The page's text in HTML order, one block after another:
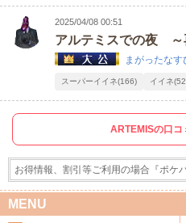
2025/04/08 00:51
アルテミスでの夜 ～
まがったなす
スーパーイイネ(166) イイネ
ARTEMISの口コ
お得情報、割引等ご利用の場合『ポケ
MENU